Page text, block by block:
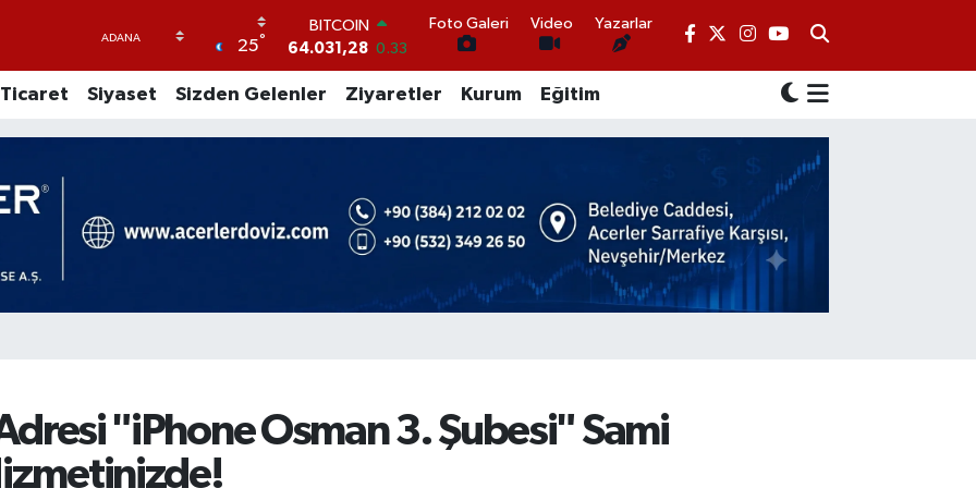
25°
DOLAR
47,5452 -0.01
EURO
54,8942 0.19
64,0425 0.17
BİST100
13.688 207
BITCOIN
Foto Galeri Video Yazarlar
Ticaret Siyaset Sizden Gelenler Ziyaretler Kurum Eğitim
"iPhone Osman 3. Şubesi" Sami